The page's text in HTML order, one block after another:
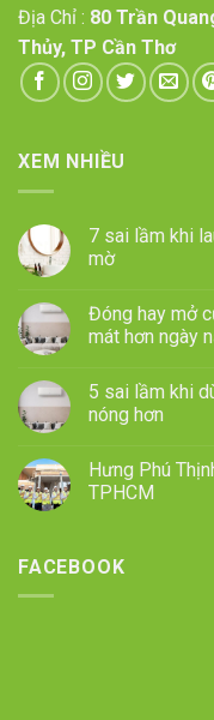
Địa Chỉ : 80 Trần
Thủy, TP Cần Thơ
XEM NHIỀU
7 sai lầm khi
mờ
Đóng hay mở
mát hơn ngày
5 sai lầm khi
nóng hơn
Hưng Phú
TPHCM
FACEBOOK